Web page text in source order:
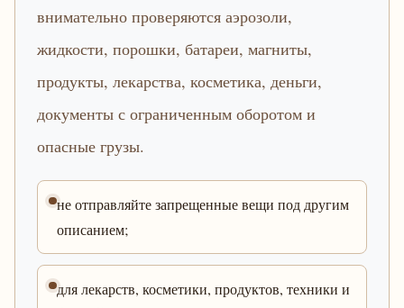
внимательно проверяются аэрозоли,
жидкости, порошки, батареи, магниты,
продукты, лекарства, косметика, деньги,
документы с ограниченным оборотом и
опасные грузы.
не отправляйте запрещенные вещи под другим
описанием;
для лекарств, косметики, продуктов, техники и